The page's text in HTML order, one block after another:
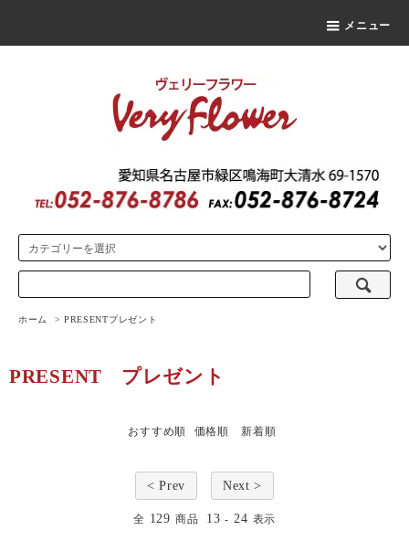
メニュー
ホーム > PRESENTプレゼント
PRESENT プレゼント
おすすめ順 価格順 新着順
< Prev Next >
全 129 商品 13 - 24 表示